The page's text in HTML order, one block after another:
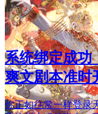
系统绑定成功
爽文剧本准时
你正如往常一样登录